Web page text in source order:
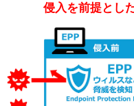
侵入を前提とし